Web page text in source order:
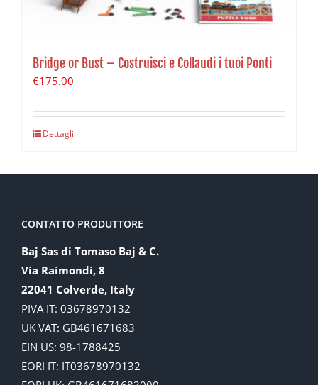
Bridge or Bust – Costruisci e Collaudi i tuoi Ponti
€175.00
Dettagli
CONTATTO PRODUTTORE
Baj Sas di Tomaso Baj & C.
Via Raimondi, 8
22041 Colverde, Italy
PIVA IT: 03678970132
UK VAT: GB461671683
EIN US: 98-1788425
EORI IT: IT03678970132